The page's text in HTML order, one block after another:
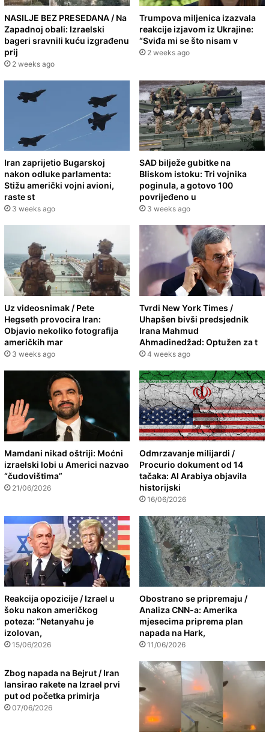
NASILJE BEZ PRESEDANA / Na
Zapadnoj obali: Izraelski
bageri sravnili kuću izgrađenu
prij
2 weeks ago
Trumpova miljenica izazvala
reakcije izjavom iz Ukrajine:
“Sviđa mi se što nisam v
2 weeks ago
Iran zaprijetio Bugarskoj
nakon odluke parlamenta:
Stižu američki vojni avioni,
raste st
3 weeks ago
SAD bilježe gubitke na
Bliskom istoku: Tri vojnika
poginula, a gotovo 100
povrijeđeno u
3 weeks ago
Uz videosnimak / Pete
Hegseth provocira Iran:
Objavio nekoliko fotografija
američkih mar
3 weeks ago
Tvrdi New York Times /
Uhapšen bivši predsjednik
Irana Mahmud
Ahmadinedžad: Optužen za t
4 weeks ago
Mamdani nikad oštriji: Moćni
izraelski lobi u Americi nazvao
“čudovištima”
21/06/2026
Odmrzavanje milijardi /
Procurio dokument od 14
tačaka: Al Arabiya objavila
historijski
16/06/2026
Reakcija opozicije / Izrael u
šoku nakon američkog
poteza: “Netanyahu je
izolovan,
15/06/2026
Obostrano se pripremaju /
Analiza CNN-a: Amerika
mjesecima priprema plan
napada na Hark,
11/06/2026
Zbog napada na Bejrut / Iran
lansirao rakete na Izrael prvi
put od početka primirja
07/06/2026